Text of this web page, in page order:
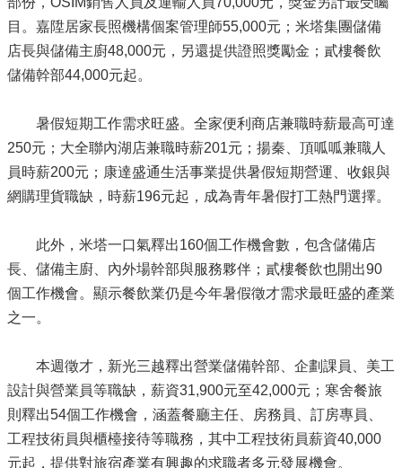
目。嘉陞居家長照機構個案管理師55,000元；米塔集團儲備
店長與儲備主廚48,000元，另還提供證照獎勵金；貳樓餐飲
儲備幹部44,000元起。
暑假短期工作需求旺盛。全家便利商店兼職時薪最高可達
250元；大全聯內湖店兼職時薪201元；揚秦、頂呱呱兼職人
員時薪200元；康達盛通生活事業提供暑假短期營運、收銀與
網購理貨職缺，時薪196元起，成為青年暑假打工熱門選擇。
此外，米塔一口氣釋出160個工作機會數，包含儲備店
長、儲備主廚、內外場幹部與服務夥伴；貳樓餐飲也開出90
個工作機會。顯示餐飲業仍是今年暑假徵才需求最旺盛的產業
之一。
本週徵才，新光三越釋出營業儲備幹部、企劃課員、美工
設計與營業員等職缺，薪資31,900元至42,000元；寒舍餐旅
則釋出54個工作機會，涵蓋餐廳主任、房務員、訂房專員、
工程技術員與櫃檯接待等職務，其中工程技術員薪資40,000
元起，提供對旅宿產業有興趣的求職者多元發展機會。